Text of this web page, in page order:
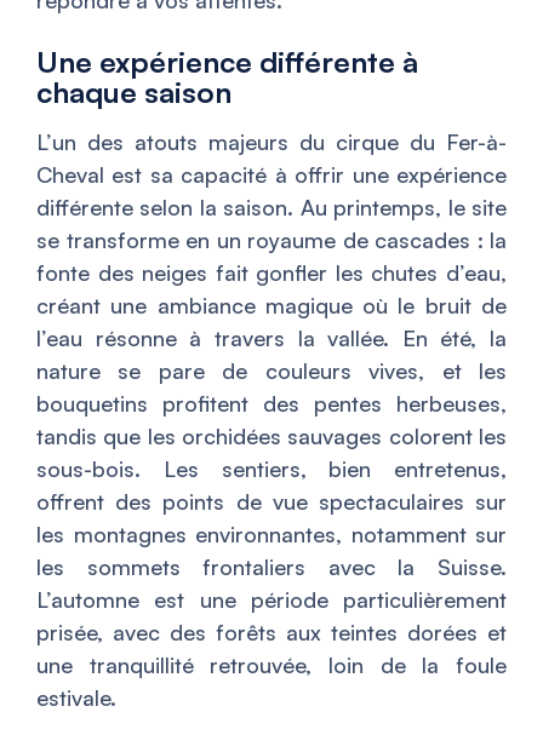
Une expérience différente à
chaque saison
L’un des atouts majeurs du cirque du Fer-à-
Cheval est sa capacité à offrir une expérience
différente selon la saison. Au printemps, le site
se transforme en un royaume de cascades : la
fonte des neiges fait gonfler les chutes d’eau,
créant une ambiance magique où le bruit de
l’eau résonne à travers la vallée. En été, la
nature se pare de couleurs vives, et les
bouquetins profitent des pentes herbeuses,
tandis que les orchidées sauvages colorent les
sous-bois. Les sentiers, bien entretenus,
offrent des points de vue spectaculaires sur
les montagnes environnantes, notamment sur
les sommets frontaliers avec la Suisse.
L’automne est une période particulièrement
prisée, avec des forêts aux teintes dorées et
une tranquillité retrouvée, loin de la foule
estivale.